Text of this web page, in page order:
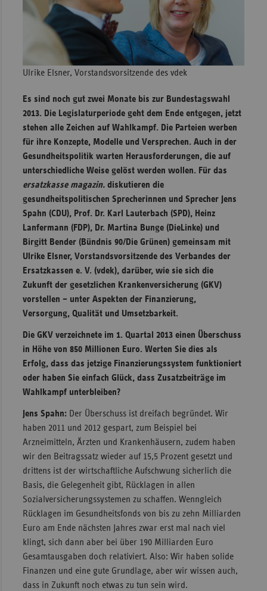
Ulrike Elsner, Vorstandsvorsitzende des vdek
Es sind noch gut zwei Monate bis zur Bundestagswahl
2013. Die Legislaturperiode geht dem Ende entgegen, jetzt
stehen alle Zeichen auf Wahlkampf. Die Parteien werben
für ihre Konzepte, Modelle und Versprechen. Auch in der
Gesundheitspolitik warten Herausforderungen, die auf
unterschiedliche Weise gelöst werden wollen. Für das
ersatzkasse magazin.diskutieren die
gesundheitspolitischen Sprecherinnen und Sprecher Jens
Spahn (CDU), Prof. Dr. Karl Lauterbach (SPD), Heinz
Lanfermann (FDP), Dr. Martina Bunge (DieLinke) und
Birgitt Bender (Bündnis 90/Die Grünen) gemeinsam mit
Ulrike Elsner, Vorstandsvorsitzende des Verbandes der
Ersatzkassen e. V. (vdek), darüber, wie sie sich die
Zukunft der gesetzlichen Krankenversicherung (GKV)
vorstellen – unter Aspekten der Finanzierung,
Versorgung, Qualität und Umsetzbarkeit.
Die GKV verzeichnete im 1. Quartal 2013 einen Überschuss
in Höhe von 850 Millionen Euro. Werten Sie dies als
Erfolg, dass das jetzige Finanzierungssystem funktioniert
oder haben Sie einfach Glück, dass Zusatzbeiträge im
Wahlkampf unterbleiben?
Jens Spahn:Der Überschuss ist dreifach begründet. Wir
haben 2011 und 2012 gespart, zum Beispiel bei
Arzneimitteln, Ärzten und Krankenhäusern, zudem haben
wir den Beitragssatz wieder auf 15,5 Prozent gesetzt und
drittens ist der wirtschaftliche Aufschwung sicherlich die
Basis, die Gelegenheit gibt, Rücklagen in allen
Sozialversicherungssystemen zu schaffen. Wenngleich
Rücklagen im Gesundheitsfonds von bis zu zehn Milliarden
Euro am Ende nächsten Jahres zwar erst mal nach viel
klingt, sich dann aber bei über 190 Milliarden Euro
Gesamtausgaben doch relativiert. Also: Wir haben solide
Finanzen und eine gute Grundlage, aber wir wissen auch,
dass in Zukunft noch etwas zu tun sein wird.